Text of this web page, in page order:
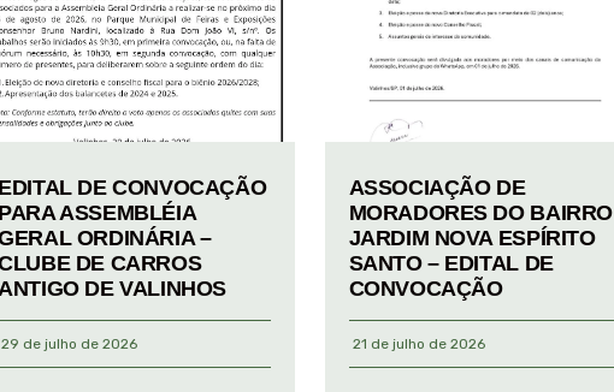
EDITAL DE CONVOCAÇÃO
PARA ASSEMBLÉIA
ORDINÁRIA –
DE CARROS
ANTIGO DE VALINHOS
29 de julho de 2026
ASSOCIAÇÃO DE
MORADORES DO BAIRRO
JARDIM NOVA ESPÍRITO
SANTO – EDITAL DE
CONVOCAÇÃO
21 de julho de 2026